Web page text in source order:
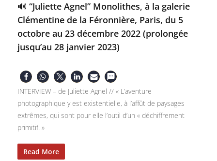
🔊 “Juliette Agnel” Monolithes, à la galerie
Clémentine de la Féronnière, Paris, du 5
octobre au 23 décembre 2022 (prolongée
jusqu’au 28 janvier 2023)
INTERVIEW – de Juliette Agnel // « L’aventure
photographique y est existentielle, à l’affût de paysages
extrêmes, qui sont pour elle l’outil d’un « déchiffrement
primitif. »
Read More